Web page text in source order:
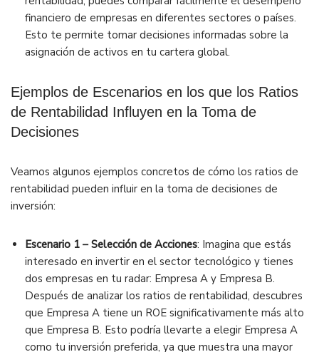
financiero de empresas en diferentes sectores o países.
Esto te permite tomar decisiones informadas sobre la
asignación de activos en tu cartera global.
Ejemplos de Escenarios en los que los Ratios
de Rentabilidad Influyen en la Toma de
Decisiones
Veamos algunos ejemplos concretos de cómo los ratios de
rentabilidad pueden influir en la toma de decisiones de
inversión:
Escenario 1 – Selección de Acciones: Imagina que estás
interesado en invertir en el sector tecnológico y tienes
dos empresas en tu radar: Empresa A y Empresa B.
Después de analizar los ratios de rentabilidad, descubres
que Empresa A tiene un ROE significativamente más alto
que Empresa B. Esto podría llevarte a elegir Empresa A
como tu inversión preferida, ya que muestra una mayor